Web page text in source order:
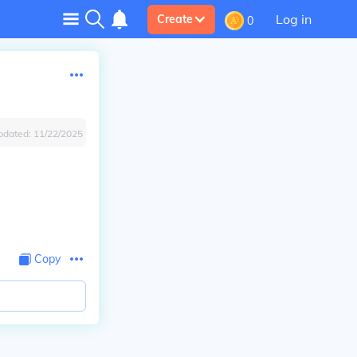
Create 0 Log in
11/22/2025
Copy